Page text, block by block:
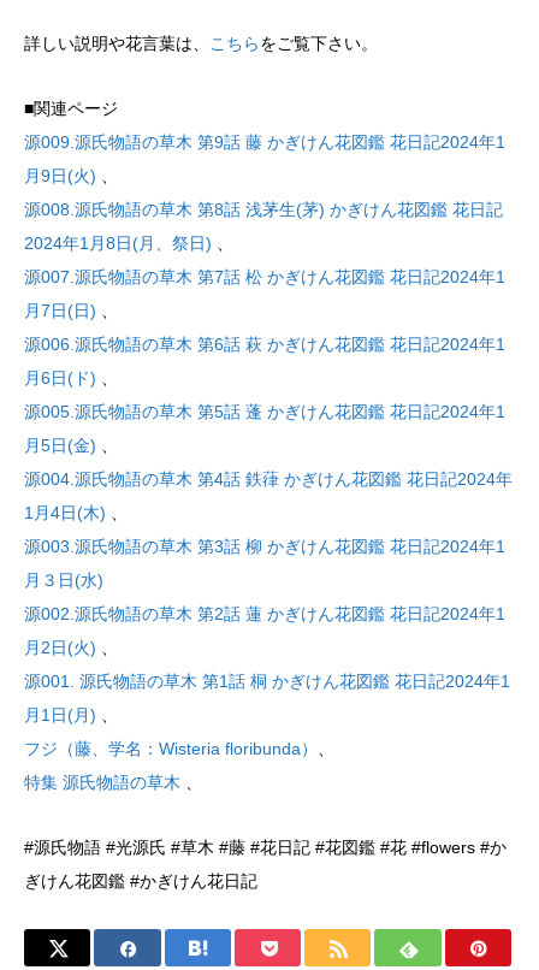
詳しい説明や花言葉は、 こちらをご覧下さい。
■関連ページ
源009.源氏物語の草木 第9話 藤 かぎけん花図鑑 花日記2024年1
月9日(火)
源008.源氏物語の草木 第8話 浅茅生(茅) かぎけん花図鑑 花日記
2024年1月8日(月、祭日)
源007.源氏物語の草木 第7話 松 かぎけん花図鑑 花日記2024年1
月7日(日)
源006.源氏物語の草木 第6話 萩 かぎけん花図鑑 花日記2024年1
月6日(ド)
源005.源氏物語の草木 第5話 蓬 かぎけん花図鑑 花日記2024年1
月5日(金)
源004.源氏物語の草木 第4話 鉄葎 かぎけん花図鑑 花日記2024年
1月4日(木)
源003.源氏物語の草木 第3話 柳 かぎけん花図鑑 花日記2024年1
月３日(水)
源002.源氏物語の草木 第2話 蓮 かぎけん花図鑑 花日記2024年1
月2日(火)
源001. 源氏物語の草木 第1話 桐 かぎけん花図鑑 花日記2024年1
月1日(月)
フジ（藤、学名：Wisteria floribunda）
特集 源氏物語の草木
#源氏物語 #光源氏 #草木 #藤 #花日記 #花図鑑 #花 #flowers #か
ぎけん花図鑑 #かぎけん花日記